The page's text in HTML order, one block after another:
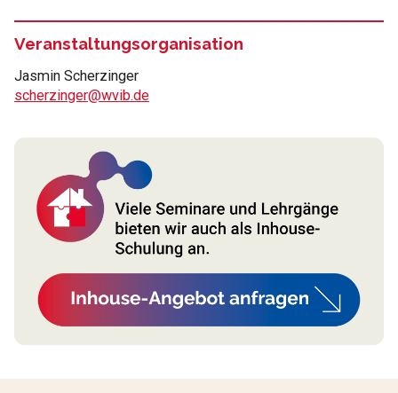
Veranstaltungsorganisation
Jasmin Scherzinger
scherzinger@wvib.de